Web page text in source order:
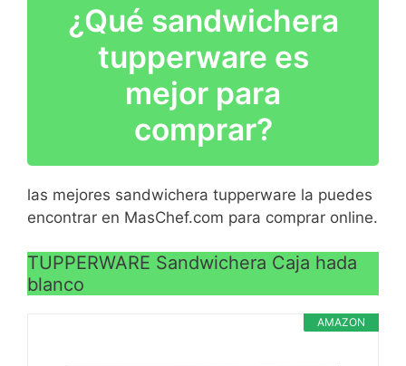
VER
CARACTERÍSTICAS
>
¿Qué sandwichera
tupperware es
mejor para
comprar?
las mejores sandwichera tupperware la puedes
encontrar en MasChef.com para comprar online.
TUPPERWARE Sandwichera Caja hada
blanco
AMAZON